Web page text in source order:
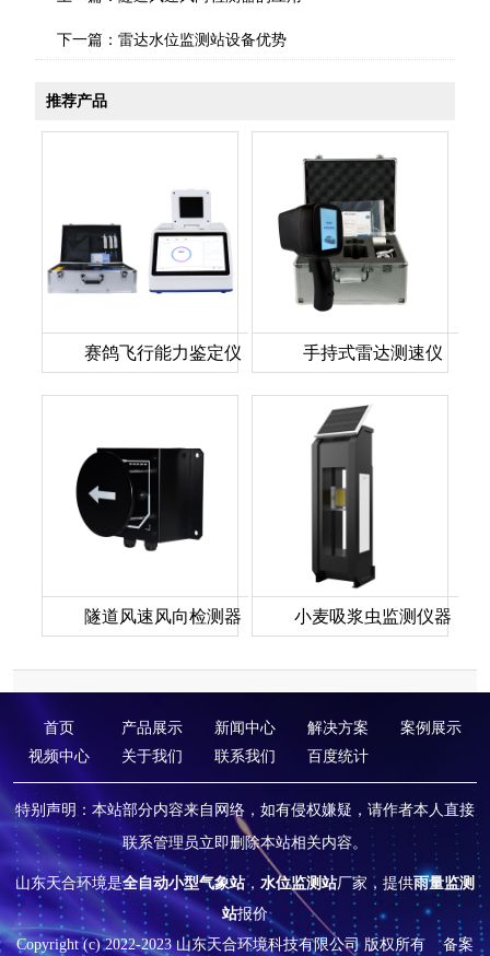
下一篇： 雷达水位监测站设备优势
推荐产品
赛鸽飞行能力鉴定仪 手持式雷达测速仪
隧道风速风向检测器 小麦吸浆虫监测仪器
首页 产品展示 新闻中心 解决方案
案例展示
视频中心
关于我们 联系我们 百度统计
特别声明：本站部分内容来自网络，如有侵权嫌疑，请作者本人直接
联系管理员立即删除本站相关内容。
山东天合环境是全自动小型气象站， 水位监测站厂家，提供雨量监测
站报价
Copyright (c) 2022-2023 山东天合环境科技有限公司 版权所有备案